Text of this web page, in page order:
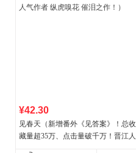
¥42.30
见春天（新增番外《见答案》！总收
藏量超35万、点击量破千万！晋江人